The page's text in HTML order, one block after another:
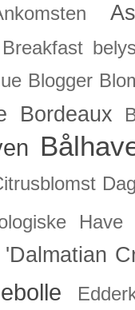
Blogger
Bordeaux
Have